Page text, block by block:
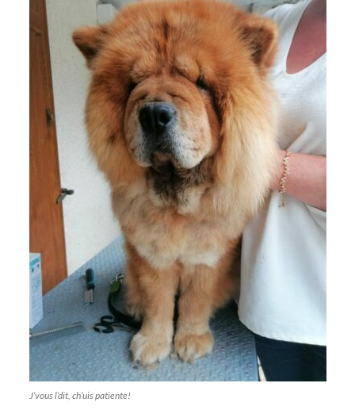
J’vous l’dit, ch’uis patiente!